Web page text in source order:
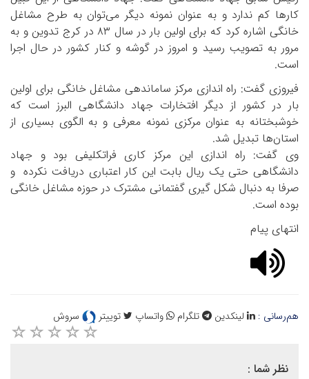
کارها کم ندارد و به عنوان نمونه دیگر می‌توان به طرح مشاغل
خانگی اشاره کرد که برای اولین بار در سال ۸۳در کرج تدوین و به
مرور به تصویب رسید و امروز در گوشه و کنار کشور در حال اجرا
است.
فیروزی گفت: راه اندازی مرکز ساماندهی مشاغل خانگی برای اولین
بار در کشور از دیگر افتخارات جهاد دانشگاهی البرز است که
خوشبختانه به عنوان مرکزی نمونه معرفی و به الگوی بسیاری از
استان‌ها تبدیل شد.
وی گفت: راه اندازی این مرکز کاری فراتکلیفی بود و جهاد
دانشگاهی حتی یک ریال بابت این کار اعتباری دریافت نکرده و
صرفا به دنبال شکل گیری گفتمانی مشترک در حوزه مشاغل خانگی
بوده است.
انتهای پیام
هم‌رسانی : لینکدین تلگرام واتساپ توییتر سروش
نظر شما :